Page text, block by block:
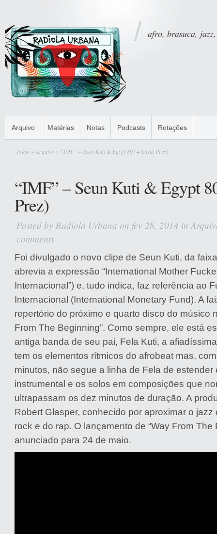
afro, brasuca,
Arquivo Matérias Notas Podcasts Rotações
Início »Arquivo » “IMF” – Seun Kuti & Egypt 80 (+ Dead Prez)
“IMF” – Seun Kuti & Egypt
Prez)
Posted by Radiola Urbana on fev 28, 2014 in
comments
Foi divulgado o novo clipe de Seun Kuti, da faixa
abrevia a expressão “International Mother
Internacional”) e, tudo indica, faz referência ao
Internacional (International Monetary Fund). A
repertório do próximo e quarto disco do músico
From The Beginning”. Como sempre, ele está
antiga banda de seu pai, Fela Kuti, a
tem os elementos rítmicos do afrobeat mas,
minutos, não segue a linha de Fela de estender
instrumental e os solos em composições que
ultrapassam os dez minutos de duração. A
Robert Glasper, conhecido por aproximar o
rock e do rap. O lançamento de “Way From The
anunciado para 24 de maio.